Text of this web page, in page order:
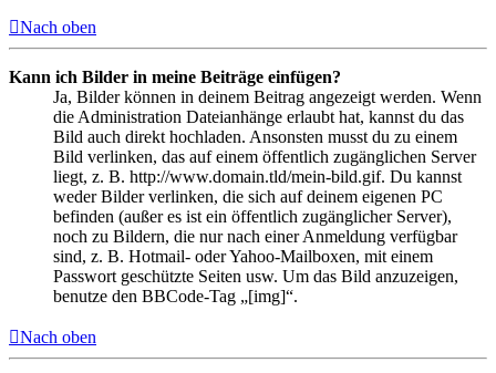
Nach oben
Kann ich Bilder in meine Beiträge einfügen?
Ja, Bilder können in deinem Beitrag angezeigt werden. Wenn
die Administration Dateianhänge erlaubt hat, kannst du das
Bild auch direkt hochladen. Ansonsten musst du zu einem
Bild verlinken, das auf einem öffentlich zugänglichen Server
liegt, z. B. http://www.domain.tld/mein-bild.gif. Du kannst
weder Bilder verlinken, die sich auf deinem eigenen PC
befinden (außer es ist ein öffentlich zugänglicher Server),
noch zu Bildern, die nur nach einer Anmeldung verfügbar
sind, z. B. Hotmail- oder Yahoo-Mailboxen, mit einem
Passwort geschützte Seiten usw. Um das Bild anzuzeigen,
benutze den BBCode-Tag „[img]“.
Nach oben